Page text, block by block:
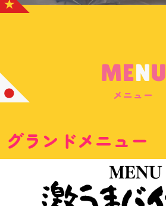
MENU
メニュー
グランドメニュー